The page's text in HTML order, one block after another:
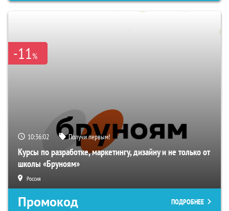
-11%
10:36:00 Получи первым!
Курсы по разработке, маркетингу, дизайну и не только от
школы «Бруноям»
Россия
Промокод ПОДРОБНЕЕ